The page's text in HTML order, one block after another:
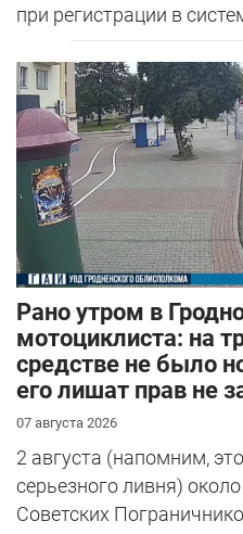
при регистрации в
Рано утром в
мотоциклиста: на
средстве не было
его лишат прав не
07 августа 2026
2 августа (напомним,
серьезного ливня)
Советских